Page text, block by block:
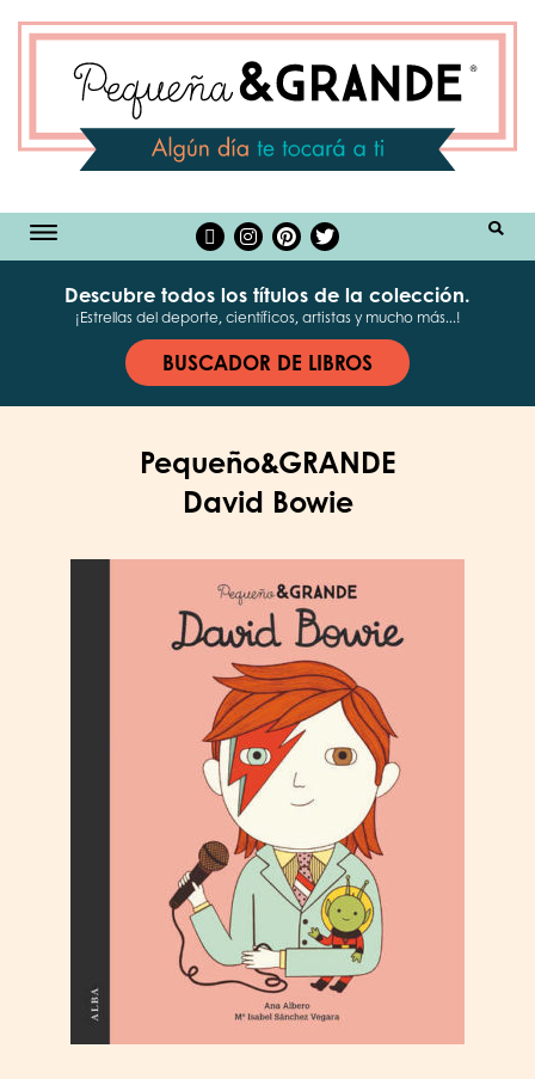
Descubre todos los títulos de la colección.
¡Estrellas del deporte, científicos, artistas y mucho más...!
BUSCADOR DE LIBROS
Pequeño&GRANDE
David Bowie